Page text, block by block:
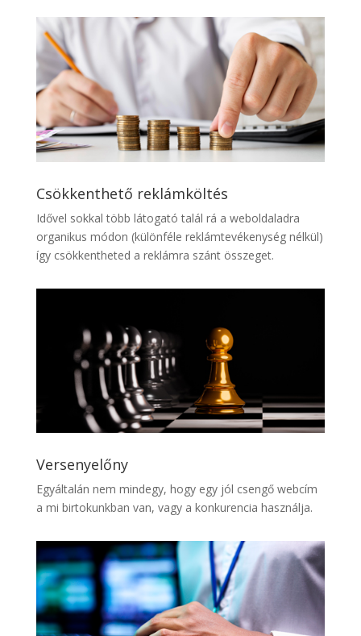
Csökkenthető reklámköltés
Idővel sokkal több látogató talál rá a weboldaladra
organikus módon (különféle reklámtevékenység nélkül)
így csökkentheted a reklámra szánt összeget.
Versenyelőny
Egyáltalán nem mindegy, hogy egy jól csengő webcím
a mi birtokunkban van, vagy a konkurencia használja.